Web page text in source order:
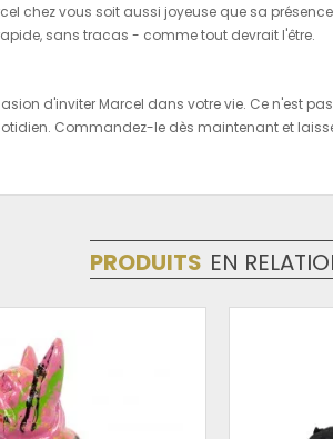
chez vous soit aussi joyeuse que sa
sans tracas - comme tout devrait l'être.
d'inviter Marcel dans votre vie. Ce n'est
Commandez-le dès maintenant et
PRODUITS EN